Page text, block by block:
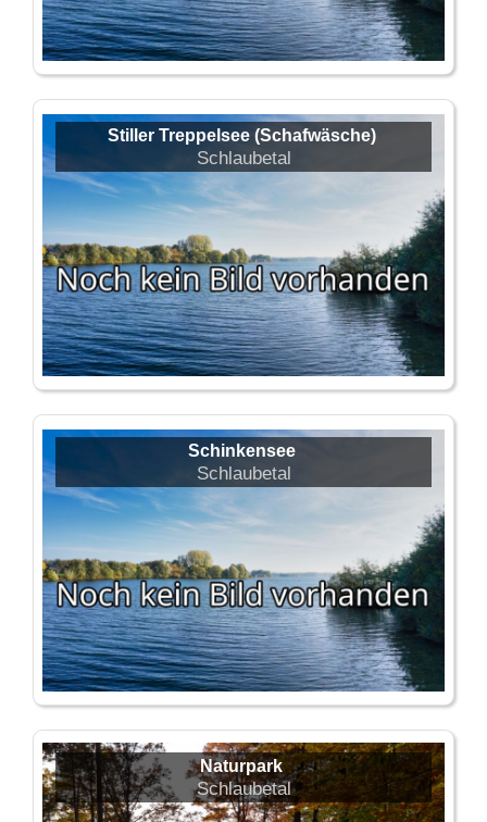
Stiller Treppelsee (Schafwäsche)
Schlaubetal
Schinkensee
Schlaubetal
Naturpark
Schlaubetal